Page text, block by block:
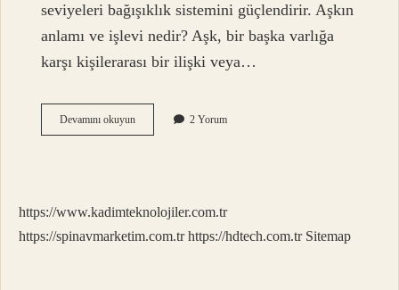
seviyeleri bağışıklık sistemini güçlendirir. Aşkın
anlamı ve işlevi nedir? Aşk, bir başka varlığa
karşı kişilerarası bir ilişki veya…
Devamını okuyunAşkın
Ne
2 Yorum
https://www.kadimteknolojiler.com.tr
https://spinavmarketim.com.tr https://hdtech.com.tr Sitemap